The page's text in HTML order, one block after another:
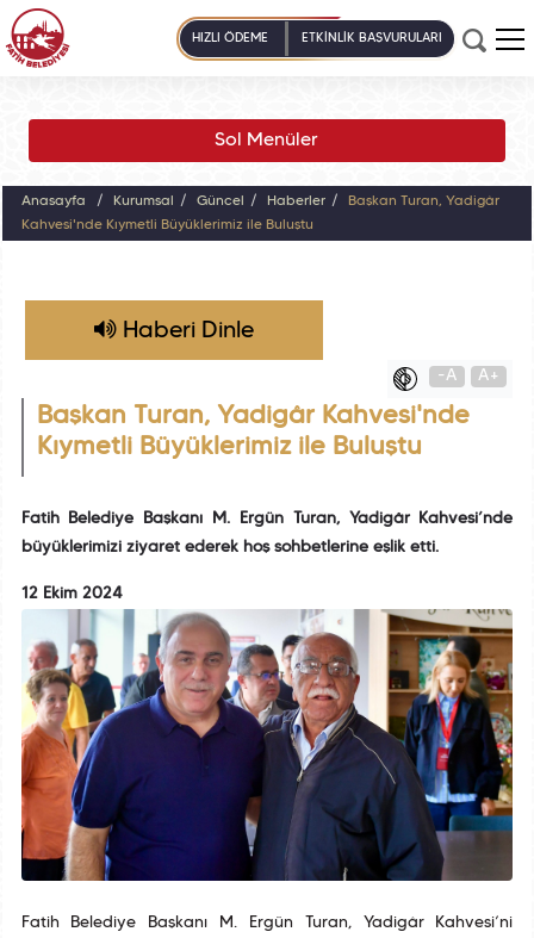
HIZLI ÖDEME ETKİNLİK BAŞVURULARI
Sol Menüler
Anasayfa Kurumsal Güncel Haberler
Başkan Turan, Yadigâr
Kahvesi'nde Kıymetli Büyüklerimiz ile Buluştu
Haberi Dinle
-A A+
Başkan Turan, Yadigâr Kahvesi'nde
Kıymetli Büyüklerimiz ile Buluştu
Fatih Belediye Başkanı M. Ergün Turan, Yadigâr Kahvesi’nde
büyüklerimizi ziyaret ederek hoş sohbetlerine eşlik etti.
12 Ekim 2024
Fatih Belediye Başkanı M. Ergün Turan, Yadigâr Kahvesi’ni